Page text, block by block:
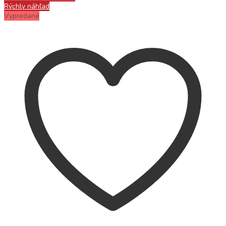
Rýchly náhľad
Vypredané